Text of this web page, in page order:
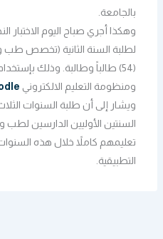
بالجامعة.
لطلبة السنة الثانية (تخصص طب
ومنظومة التعليم الالكتروني
ويشار إلى أن طلبة السنوات
السنتين الأوليين الدارسين لطب
تعليمهم كاملاً خلال هذه
التطبيقية.